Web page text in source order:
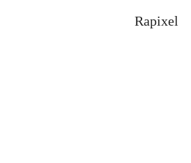
Rapixel